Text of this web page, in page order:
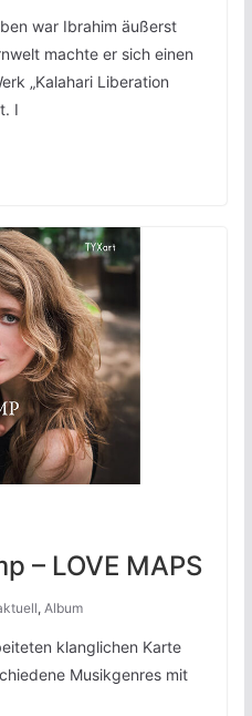
war Ibrahim äußerst
machte er sich einen
„Kalahari Liberation
I
– LOVE MAPS
, Album
klanglichen Karte
Musikgenres mit